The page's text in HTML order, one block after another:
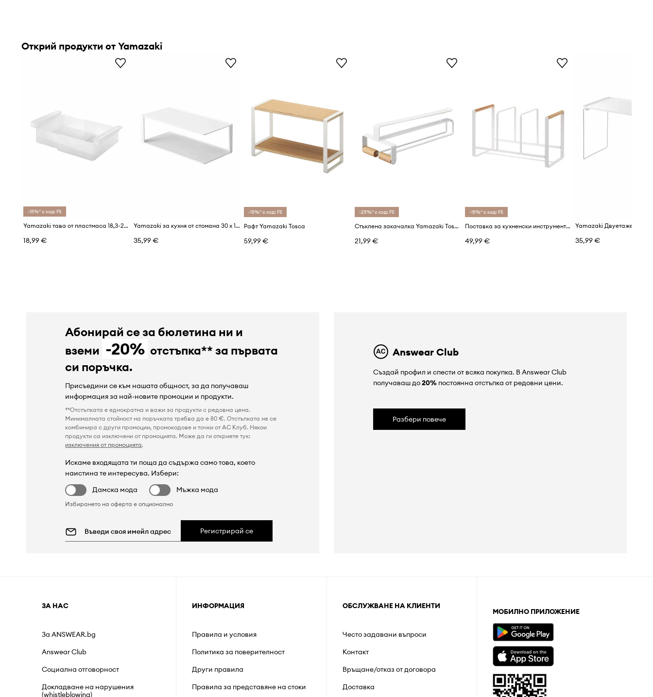
Открий продукти от Yamazaki
-15%* с код: FS
Yamazaki тава от пластмаса 18,3-26,7 x 17,6 x 7,6 cm
18,99 €
Yamazaki за кухня от стомана 30 x 15 x 10 cm
35,99 €
-15%* с код: FS
Рафт Yamazaki Tosca
59,99 €
-25%* с код: FS
Стъклена закачалка Yamazaki Tosca
21,99 €
-15%* с код: FS
Поставка за кухненски инструменти Yamazaki Tosca
49,99 € 35,99 €
Абонирай се за бюлетина ни и
вземи -20% отстъпка** за първата
си поръчка.
Присъедини се към нашата общност, за да получаваш
информация за най-новите промоции и продукти.
**Отстъпката е еднократна и важи за продукти с редовна цена.
Минималната стойност на поръчката трябва да е 80 €. Отстъпката не се
комбинира с други промоции, промокодове и точки от AC Клуб. Някои
продукти са изключени от промоцията. Може да ги откриете тук:
изключения от промоцията.
Искаме входящата ти поща да съдържа само това, което
наистина те интересува. Избери:
Дамска мода
Мъжка мода
Избирането на оферта е опционално
Регистрирай се
Answear Club
Създай профил и спести от всяка покупка. В Answear Club
получаваш до20%постоянна отстъпка от редовни цени.
Разбери повече
ЗА НАС
За ANSWEAR.bg
Answear Club
Социална отговорност
Докладване на нарушения
(whistleblowing)
ИНФОРМАЦИЯ
Правила и условия
Политика за поверителност
Други правила
Правила за представяне на стоки
ОБСЛУЖВАНЕ НА КЛИЕНТИ
Често задавани въпроси
Контакт
Връщане/отказ от договора
Доставка
МОБИЛНО ПРИЛОЖЕНИЕ